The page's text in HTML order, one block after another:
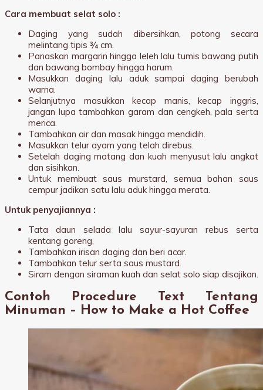
Cara membuat selat solo :
Daging yang sudah dibersihkan, potong secara
melintang tipis ¾ cm.
Panaskan margarin hingga leleh lalu tumis bawang putih
dan bawang bombay hingga harum.
Masukkan daging lalu aduk sampai daging berubah
warna.
Selanjutnya masukkan kecap manis, kecap inggris,
jangan lupa tambahkan garam dan cengkeh, pala serta
merica.
Tambahkan air dan masak hingga mendidih.
Masukkan telur ayam yang telah direbus.
Setelah daging matang dan kuah menyusut lalu angkat
dan sisihkan.
Untuk membuat saus murstard, semua bahan saus
cempur jadikan satu lalu aduk hingga merata.
Untuk penyajiannya :
Tata daun selada lalu sayur-sayuran rebus serta
kentang goreng,
Tambahkan irisan daging dan beri acar.
Tambahkan telur serta saus mustard.
Siram dengan siraman kuah dan selat solo siap disajikan.
Contoh Procedure Text Tentang
Minuman – How to Make a Hot Coffee